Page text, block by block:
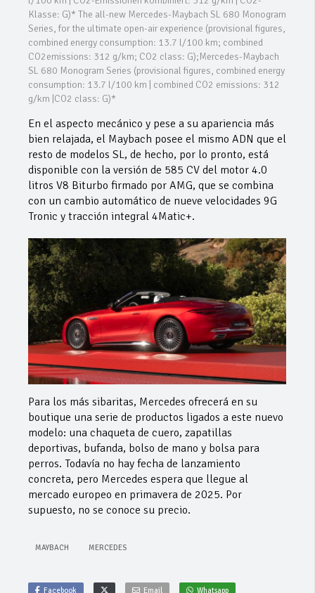
Klasse: G)* The all-new Mercedes-Maybach SL 680 Monogram
Series, for the ultimate open-air experience (provisional figures,
combined energy consumption: 13.7 l/100 km; combined
CO2emissions: 312 g/km; CO2 class: G);Mercedes-Maybach
SL 680 Monogram Series (provisional figures, combined energy
consumption: 13.7 l/100 km | combined CO2 emissions: 312
g/km |CO2 class: G)*
En el aspecto mecánico y pese a su apariencia más
bien relajada, el Maybach posee el mismo ADN que el
resto de modelos SL, de hecho, por lo pronto, está
disponible con la versión de 585 CV del motor 4.0
litros V8 Biturbo firmado por AMG, que se combina
con un cambio automático de nueve velocidades 9G
Tronic y tracción integral 4Matic+.
Para los más sibaritas, Mercedes ofrecerá en su
boutique una serie de productos ligados a este nuevo
modelo: una chaqueta de cuero, zapatillas
deportivas, bufanda, bolso de mano y bolsa para
perros. Todavía no hay fecha de lanzamiento
concreta, pero Mercedes espera que llegue al
mercado europeo en primavera de 2025. Por
supuesto, no se conoce su precio.
MAYBACH MERCEDES
Facebook Email Whatsapp